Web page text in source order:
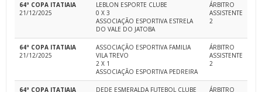
64ª COPA ITATIAIA
21/12/2025
LEBLON ESPORTE CLUBE
0 X 3
ASSOCIAÇÃO ESPORTIVA ESTRELA
DO VALE DO JATOBA
ÁRBITRO
ASSISTENTE
2
64ª COPA ITATIAIA
21/12/2025
ASSOCIAÇÃO ESPORTIVA FAMILIA
VILA TREVO
2 X 1
ASSOCIAÇÃO ESPORTIVA PEDREIRA
ÁRBITRO
ASSISTENTE
2
64ª COPA ITATIAIA
DEDE ESMERALDA FUTEBOL CLUBE
ÁRBITRO